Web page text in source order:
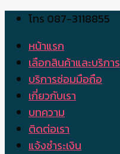
Skip
content
โทร 087-3118855
หน้าแรก
เลือกสินค้าและบริการ
บริการซ่อมมือถือ
เกี่ยวกับเรา
บทความ
ติดต่อเรา
แจ้งชำระเงิน